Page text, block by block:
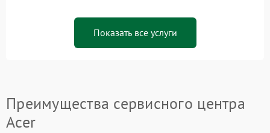
Показать все услуги
Преимущества сервисного центра
Acer